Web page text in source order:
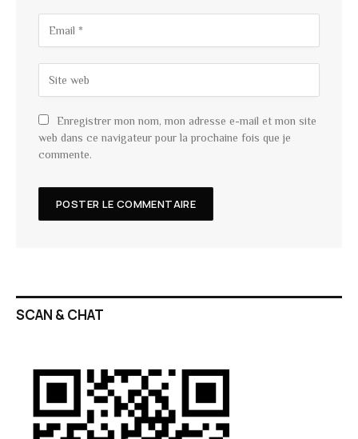
Enregistrer mon nom, mon adresse e-mail et mon site
web dans ce navigateur pour la prochaine fois que je
commente.
SCAN & CHAT